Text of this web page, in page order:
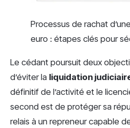
Processus de rachat
euro : étapes clés pour
Le cédant poursuit deux
d’éviter la liquidation
définitif de l’activité et le
second est de protéger sa
relais à un repreneur capable